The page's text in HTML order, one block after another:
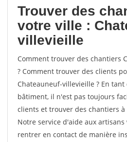
Trouver des
votre ville :
villevieille
Comment trouver des chantiers
? Comment trouver des clients
Chateauneuf-villevieille ? En
bâtiment, il n'est pas toujours
clients et trouver des chantiers
Notre service d'aide aux
rentrer en contact de manière